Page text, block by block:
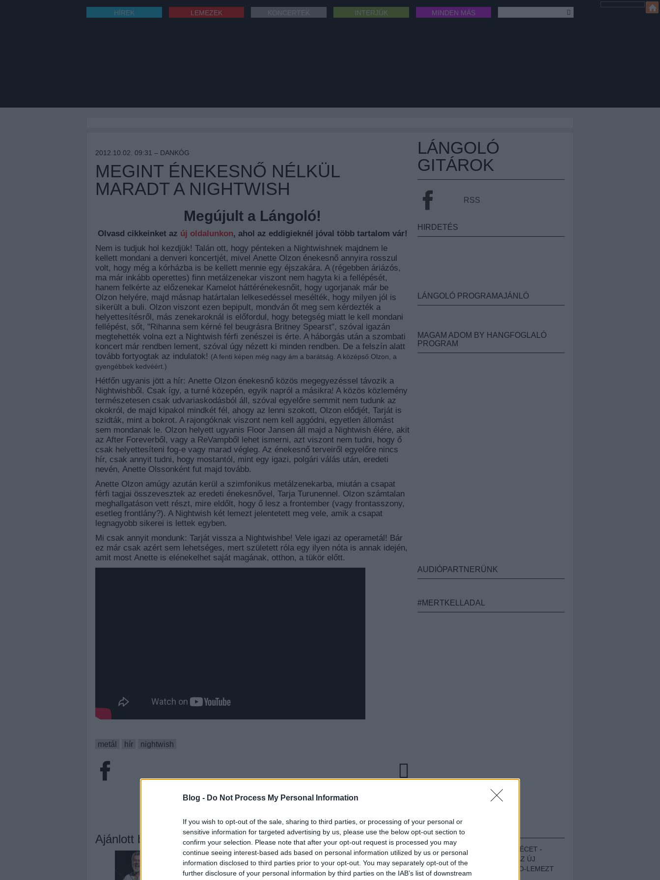
Blog - Do Not Process My Personal Information
If you wish to opt-out of the sale, sharing to third parties, or processing of your personal or
sensitive information for targeted advertising by us, please use the below opt-out section to
confirm your selection. Please note that after your opt-out request is processed you may
continue seeing interest-based ads based on personal information utilized by us or personal
information disclosed to third parties prior to your opt-out. You may separately opt-out of the
further disclosure of your personal information by third parties on the IAB’s list of downstream
HÍREK LEMEZEK INTERJÚK MINDEN MÁS
2012.10.02. 09:31 – DANKÓG
MEGINT ÉNEKESNŐ NÉLKÜL
MARADT A NIGHTWISH
Megújult a Lángoló!
Olvasd cikkeinket az új oldalunkon, ahol az eddigieknél jóval több tartalom vár!
Nem is tudjuk hol kezdjük! Talán ott, hogy pénteken a Nightwishnek majdnem le
kellett mondani a denveri koncertjét, mivel Anette Olzon énekesnő annyira rosszul
volt, hogy még a kórházba is be kellett mennie egy éjszakára. A (régebben áriázós,
ma már inkább operettes) finn metálzenekar viszont nem hagyta ki a fellépését,
hanem felkérte az előzenekar Kamelot háttérénekesnőit, hogy ugorjanak már be
Olzon helyére, majd másnap határtalan lelkesedéssel mesélték, hogy milyen jól is
sikerült a buli. Olzon viszont ezen bepipult, mondván őt meg sem kérdezték a
helyettesítésről, más zenekaroknál is előfordul, hogy betegség miatt le kell mondani
fellépést, sőt, "Rihanna sem kérné fel beugrásra Britney Spearst", szóval igazán
megtehették volna ezt a Nightwish férfi zenészei is érte. A háborgás után a szombati
koncert már rendben lement, szóval úgy nézett ki minden rendben. De a felszín alatt
tovább fortyogtak az indulatok! (A fenti képen még nagy ám a barátság. A középső Olzon, a
gyengébbek kedvéért.)
Hétfőn ugyanis jött a hír: Anette Olzon énekesnő közös megegyezéssel távozik a
Nightwishből. Csak így, a turné közepén, egyik napról a másikra! A közös közlemény
természetesen csak udvariaskodásból áll, szóval egyelőre semmit nem tudunk az
okokról, de majd kipakol mindkét fél, ahogy az lenni szokott, Olzon elődjét, Tarját is
szidták, mint a bokrot. A rajongóknak viszont nem kell aggódni, egyetlen állomást
sem mondanak le. Olzon helyett ugyanis Floor Jansen áll majd a Nightwish élére, akit
az After Foreverből, vagy a ReVampből lehet ismerni, azt viszont nem tudni, hogy ő
csak helyettesíteni fog-e vagy marad végleg. Az énekesnő terveiről egyelőre nincs
hír, csak annyit tudni, hogy mostantól, mint egy igazi, polgári válás után, eredeti
nevén, Anette Olssonként fut majd tovább.
Anette Olzon amúgy azután kerül a szimfonikus metálzenekarba, miután a csapat
férfi tagjai összevesztek az eredeti énekesnővel, Tarja Turunennel. Olzon számtalan
meghallgatáson vett részt, mire eldőlt, hogy ő lesz a frontember (vagy frontasszony,
esetleg frontlány?). A Nightwish két lemezt jelentetett meg vele, amik a csapat
legnagyobb sikerei is lettek egyben.
Mi csak annyit mondunk: Tarját vissza a Nightwishbe! Vele igazi az operametál! Bár
ez már csak azért sem lehetséges, mert született róla egy ilyen nóta is annak idején,
amit most Anette is elénekelhet saját magának, otthon, a tükör előtt.
metál hír nightwish
Ajánlott bejegyzések:
LÁNGOLÓ
GITÁROK
RSS
HIRDETÉS
LÁNGOLÓ PROGRAMAJÁNLÓ
MAGAM ADOM BY HANGFOGLALÓ
PROGRAM
AUDIÓPARTNERÜNK
#MERTKELLADAL
EZT HALLGASD!
MEGUGROTTÁK A LÉCET -
MEGHALLGATTUK AZ ÚJ
PROTEST THE HERO-LEMEZT